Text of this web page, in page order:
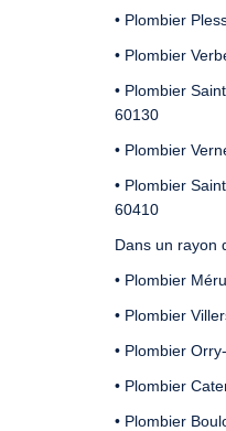
• Plombier
• Plombier
• Plombier
60130
• Plombier
• Plombier
60410
Dans un rayon
• Plombier
• Plombier
• Plombier
• Plombier
• Plombier